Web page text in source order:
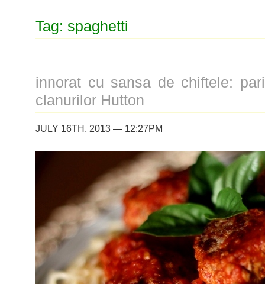
Tag: spaghetti
innorat cu sansa de chiftele:
clanurilor Hutton
JULY 16TH, 2013 — 12:27PM